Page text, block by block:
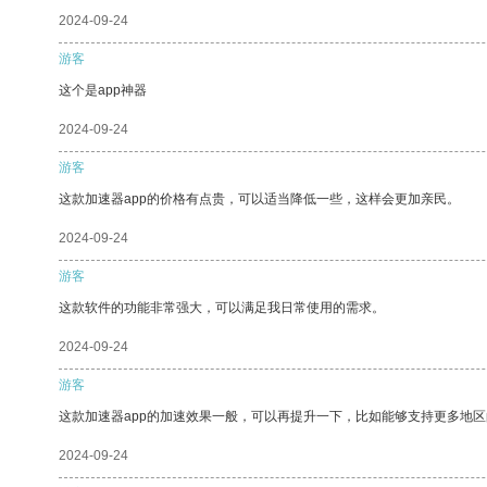
2024-09-24
游客
这个是app神器
2024-09-24
游客
这款加速器app的价格有点贵，可以适当降低一些，这样会更加亲民。
2024-09-24
游客
这款软件的功能非常强大，可以满足我日常使用的需求。
2024-09-24
游客
这款加速器app的加速效果一般，可以再提升一下，比如能够支持更多地区
2024-09-24